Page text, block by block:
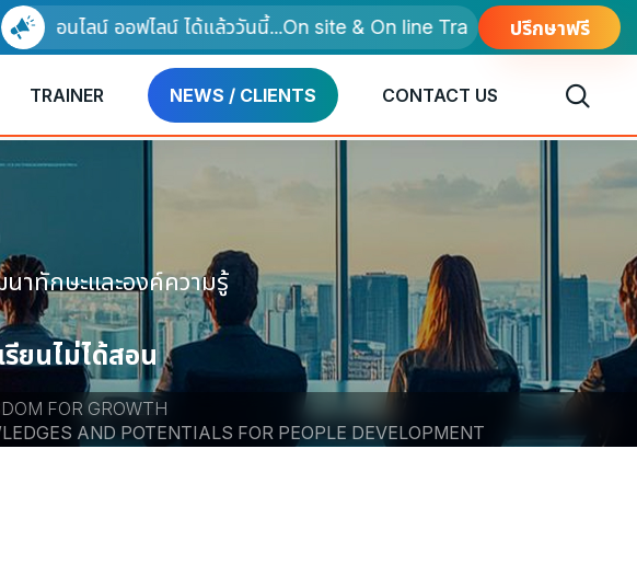
บบออนไลน์ ออฟไลน์ ได้แล้ววันนี้...On site & On line Training ปรึกษาฟรี
TRAINER NEWS / CLIENTS CONTACT US
าทักษะและองค์ความรู้
รียนไม่ได้สอน
FOR SUCCESS
AND POTENTIALS FOR PEOPLE DEVELOPMENT